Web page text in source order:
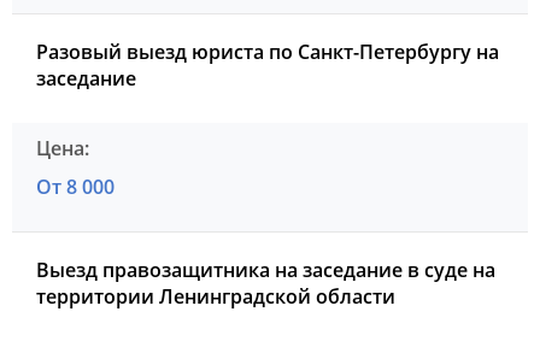
Разовый выезд юриста по Санкт-Петербургу на
заседание
От 8 000
Выезд правозащитника на заседание в суде на
территории Ленинградской области